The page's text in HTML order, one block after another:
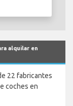
alquilar en
22 fabricantes
coches en